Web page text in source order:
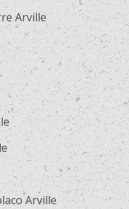
Arville
Arville